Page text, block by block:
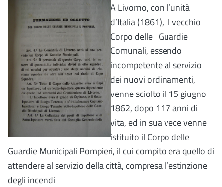
A Livorno, con l’unità
d’Italia (1861), il vecchio
Corpo delle Guardie
Comunali, essendo
incompetente al servizio
dei nuovi ordinamenti,
venne sciolto il 15 giugno
1862, dopo 117 anni di
vita, ed in sua vece venne
istituito il Corpo delle
Guardie Municipali Pompieri, il cui compito era quello di
attendere al servizio della città, compresa l’estinzione
degli incendi.